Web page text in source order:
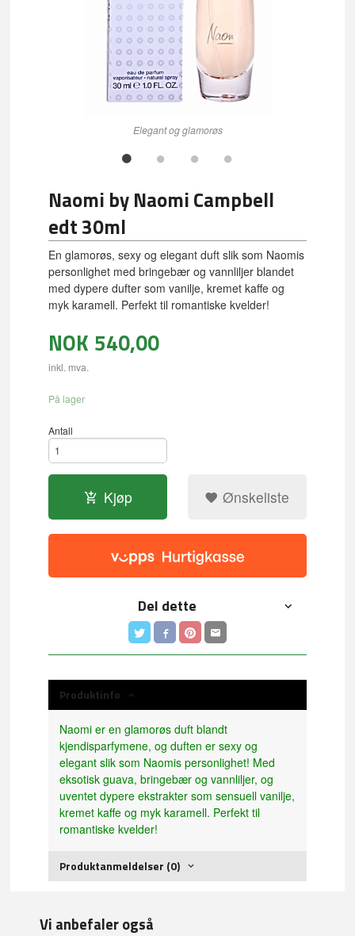
Elegant og glamorøs
Naomi by Naomi Campbell
edt 30ml
En glamorøs, sexy og elegant duft slik som Naomis
personlighet med bringebær og vannliljer blandet
med dypere dufter som vanilje, kremet kaffe og
myk karamell. Perfekt til romantiske kvelder!
NOK 540,00
inkl. mva.
På lager
Antall
Kjøp Ønskeliste
Del dette
Produktinfo
Naomi er en glamorøs duft blandt
kjendisparfymene, og duften er sexy og
elegant slik som Naomis personlighet! Med
eksotisk guava, bringebær og vannliljer, og
uventet dypere ekstrakter som sensuell vanilje,
kremet kaffe og myk karamell. Perfekt til
romantiske kvelder!
Produktanmeldelser (0)
Vi anbefaler også